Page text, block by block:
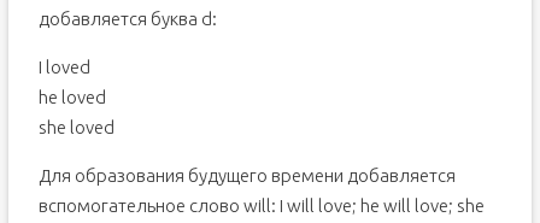
добавляется буква d:
I loved
he loved
she loved
Для образования будущего времени добавляется
вспомогательное слово will: I will love; he will love; she